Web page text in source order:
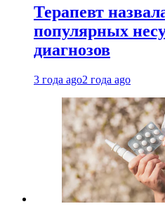
Терапевт
популярных
диагнозов
3 года ago2 года ago